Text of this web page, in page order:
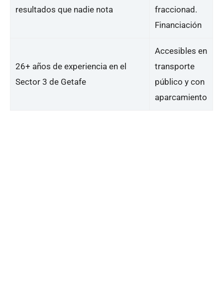
resultados que nadie nota
fraccionad.
Financiación
26+ años de experiencia en el
Sector 3 de Getafe
Accesibles en
transporte
público y con
aparcamiento